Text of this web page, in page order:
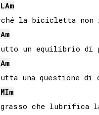
LAm
la bicicletta non
m
un equilibrio di
m
una questione di
MIm